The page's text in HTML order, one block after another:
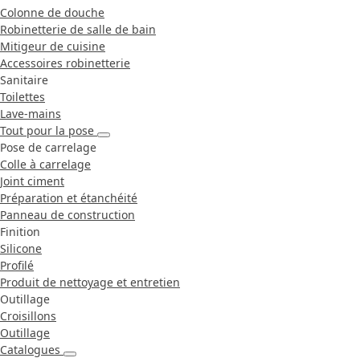
Colonne de douche
Robinetterie de salle de bain
Mitigeur de cuisine
Accessoires robinetterie
Sanitaire
Toilettes
Lave-mains
Tout pour la pose
Pose de carrelage
Colle à carrelage
Joint ciment
Préparation et étanchéité
Panneau de construction
Finition
Silicone
Profilé
Produit de nettoyage et entretien
Outillage
Croisillons
Outillage
Catalogues